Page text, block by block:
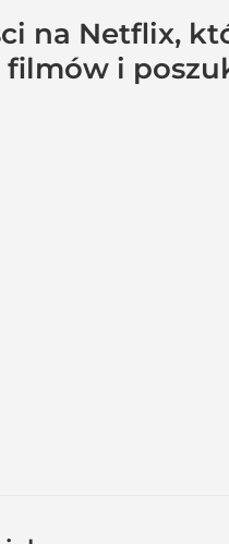
na Netflix,
i